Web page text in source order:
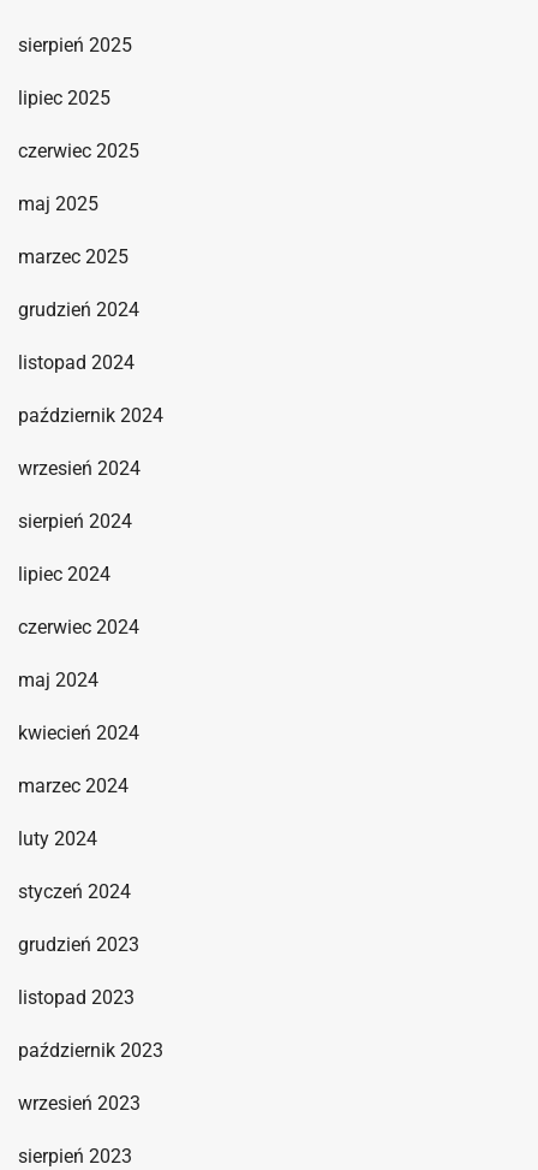
sierpień 2025
lipiec 2025
czerwiec 2025
maj 2025
marzec 2025
grudzień 2024
listopad 2024
październik 2024
wrzesień 2024
sierpień 2024
lipiec 2024
czerwiec 2024
maj 2024
kwiecień 2024
marzec 2024
luty 2024
styczeń 2024
grudzień 2023
listopad 2023
październik 2023
wrzesień 2023
sierpień 2023